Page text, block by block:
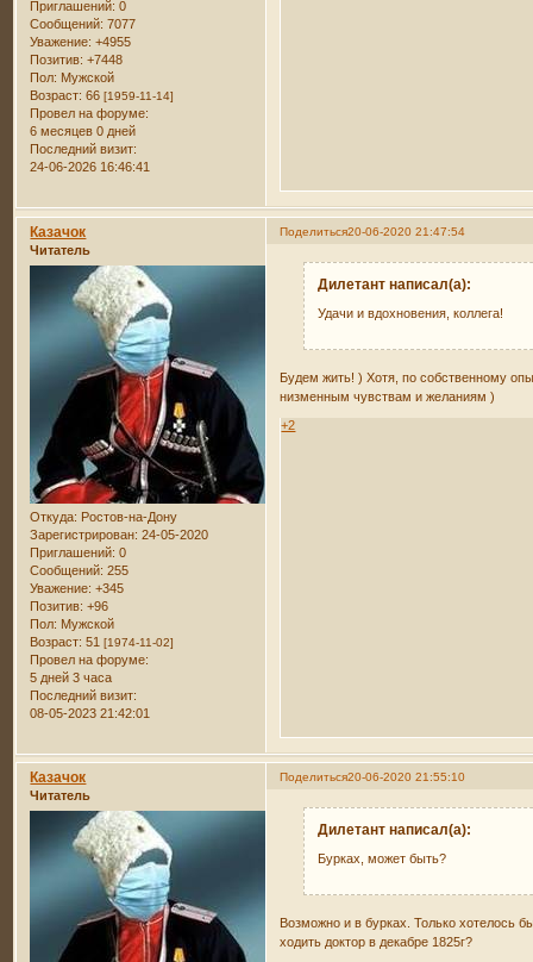
Приглашений: 0
Сообщений: 7077
Уважение: +4955
Позитив: +7448
Пол: Мужской
Возраст: 66[1959-11-14]
Провел на форуме:
6 месяцев 0 дней
Последний визит:
24-06-2026 16:46:41
Поделиться20-06-2020 21:47:54
Казачок
Читатель
Откуда: Ростов-на-Дону
Зарегистрирован: 24-05-2020
Приглашений: 0
Сообщений: 255
Уважение: +345
Позитив: +96
Пол: Мужской
Возраст: 51[1974-11-02]
Провел на форуме:
5 дней 3 часа
Последний визит:
08-05-2023 21:42:01
Дилетант написал(а):
Удачи и вдохновения, коллега!
Будем жить! ) Хотя, по собственному
низменным чувствам и желаниям )
+2
Поделиться20-06-2020 21:55:10
Казачок
Читатель
Дилетант написал(а):
Бурках, может быть?
Возможно и в бурках. Только хотелось
ходить доктор в декабре 1825г?